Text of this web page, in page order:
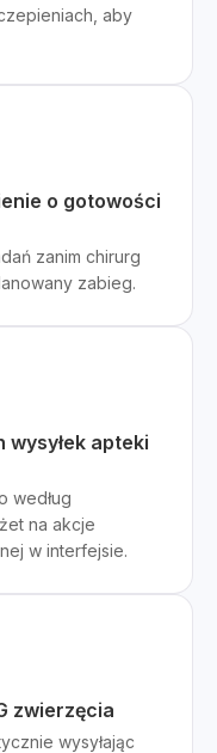
aby
o gotowości
zanim chirurg
zabieg.
apteki
według
na akcje
w interfejsie.
zwierzęcia
wysyłając